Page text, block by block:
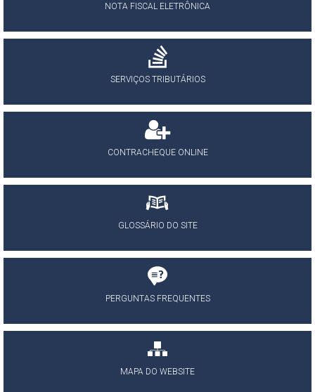
NOTA FISCAL ELETRÔNICA
SERVIÇOS TRIBUTÁRIOS
CONTRACHEQUE ONLINE
GLOSSÁRIO DO SITE
PERGUNTAS FREQUENTES
MAPA DO WEBSITE